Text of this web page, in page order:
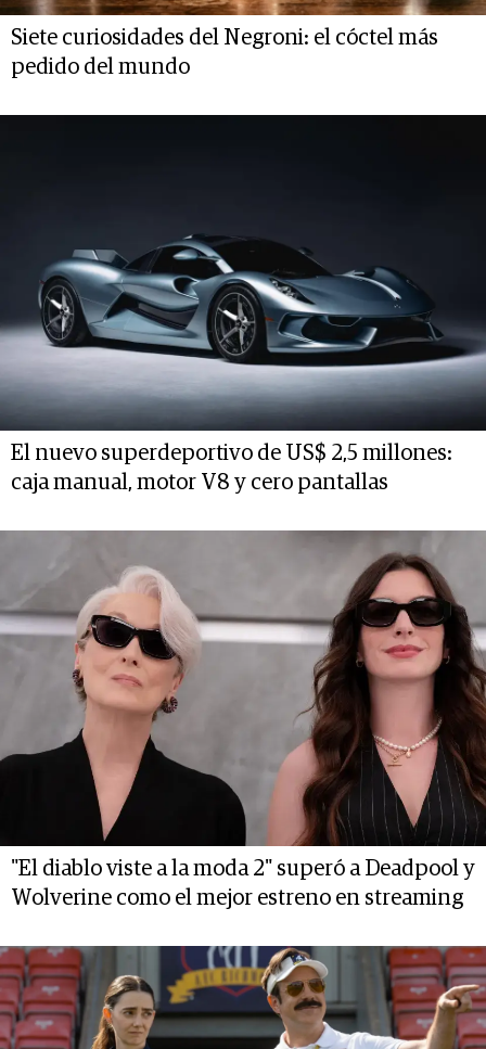
Siete curiosidades del Negroni: el cóctel más
pedido del mundo
El nuevo superdeportivo de US$ 2,5 millones:
caja manual, motor V8 y cero pantallas
"El diablo viste a la moda 2" superó a Deadpool y
Wolverine como el mejor estreno en streaming